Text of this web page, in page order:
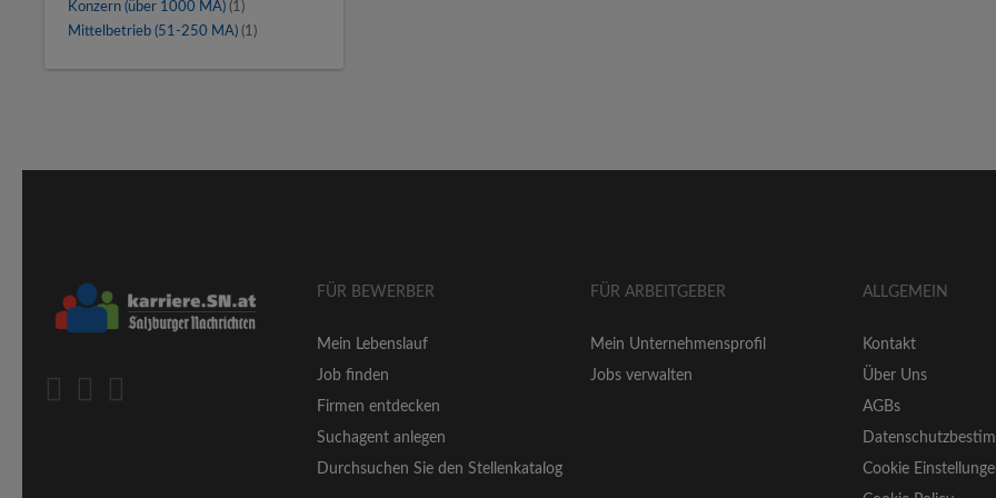
Konzern (über 1000 MA) (1)
Mittelbetrieb (51-250 MA) (1)
FÜR BEWERBER
Mein Lebenslauf
Job finden
Firmen entdecken
Suchagent anlegen
Durchsuchen Sie den Stellenkatalog
FÜR ARBEITGEBER
Mein Unternehmensprofil
Jobs verwalten
ALLGEMEIN
Kontakt
Über Uns
AGBs
Cookie